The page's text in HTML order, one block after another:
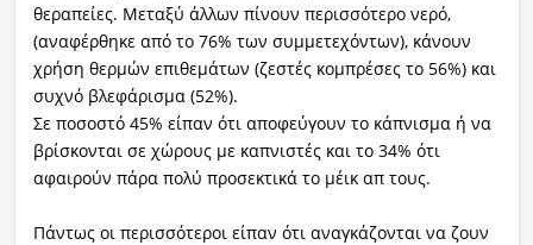
θεραπείες. Μεταξύ άλλων πίνουν περισσότερο νερό,
(αναφέρθηκε από το 76% των συμμετεχόντων), κάνουν
χρήση θερμών επιθεμάτων (ζεστές κομπρέσες το 56%) και
συχνό βλεφάρισμα (52%).
Σε ποσοστό 45% είπαν ότι αποφεύγουν το κάπνισμα ή να
βρίσκονται σε χώρους με καπνιστές και το 34% ότι
αφαιρούν πάρα πολύ προσεκτικά το μέικ απ τους.
Πάντως οι περισσότεροι είπαν ότι αναγκάζονται να ζουν